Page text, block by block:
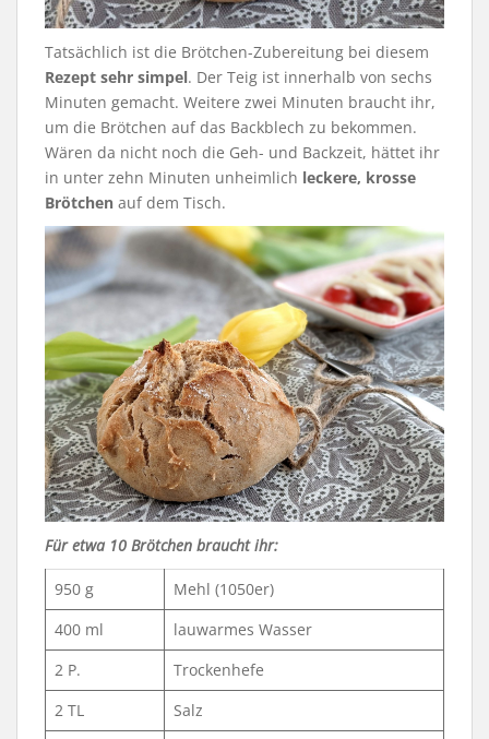
Tatsächlich ist die Brötchen-Zubereitung bei diesem
Rezept sehr simpel. Der Teig ist innerhalb von sechs
Minuten gemacht. Weitere zwei Minuten braucht ihr,
um die Brötchen auf das Backblech zu bekommen.
Wären da nicht noch die Geh- und Backzeit, hättet ihr
in unter zehn Minuten unheimlich leckere, krosse
Brötchen auf dem Tisch.
Für etwa 10 Brötchen braucht ihr:
950 g
Mehl (1050er)
400 ml
lauwarmes Wasser
2 P.
Trockenhefe
2 TL
Salz